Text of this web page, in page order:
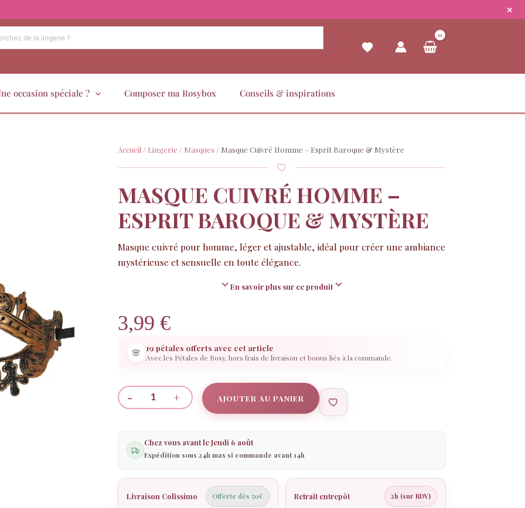
✕
occasion spéciale ? Composer ma Rosybox Conseils & inspirations
Accueil / Lingerie / Masques / Masque Cuivré Homme – Esprit Baroque & Mystère
MASQUE CUIVRÉ HOMME –
ESPRIT BAROQUE & MYSTÈRE
Masque cuivré pour homme, léger et ajustable, idéal pour créer une ambiance
mystérieuse et sensuelle en toute élégance.
En savoir plus sur ce produit
3,99 €
🌸 19 pétales offerts avec cet article
Avec les Pétales de Rosy, hors frais de livraison et bonus liés à la commande.
-
quantité
Masque
Cuivré
Homme
–
Esprit
+ AJOUTER AU PANIER
Chez vous avant leJeudi 6 août
Expédition sous 24h max si commande avant 14h
Livraison Colissimo Offerte dès 50€ Retrait entrepôt 2h (sur RDV)